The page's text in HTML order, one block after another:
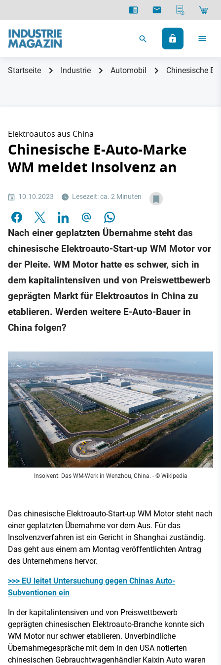
Startseite Industrie Automobil Chinesische E-
Elektroautos aus China
Chinesische E-Auto-Marke
WM meldet Insolvenz an
10.10.2023 Lesezeit: ca. 2 Minuten
Nach einer geplatzten Übernahme steht das
chinesische Elektroauto-Start-up WM Motor vor
der Pleite. WM Motor hatte es schwer, sich in
dem kapitalintensiven und von Preiswettbewerb
geprägten Markt für Elektroautos in China zu
etablieren. Werden weitere E-Auto-Bauer in
China folgen?
Insolvent: Das WM-Werk in Wenzhou, China. - © Wikipedia
Das chinesische Elektroauto-Start-up WM Motor steht nach
einer geplatzten Übernahme vor dem Aus. Für das
Insolvenzverfahren ist ein Gericht in Shanghai zuständig.
Das geht aus einem am Montag veröffentlichten Antrag
des Unternehmens hervor.
>>> EU leitet Untersuchung gegen Chinas Auto-
Subventionen ein
In der kapitalintensiven und von Preiswettbewerb
geprägten chinesischen Elektroauto-Branche konnte sich
WM Motor nur schwer etablieren. Unverbindliche
Übernahmegespräche mit dem in den USA notierten
chinesischen Gebrauchtwagenhändler Kaixin Auto waren